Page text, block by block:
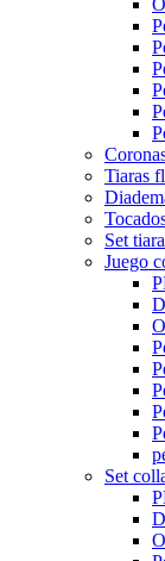
Tiaras
Set
Juego
Set